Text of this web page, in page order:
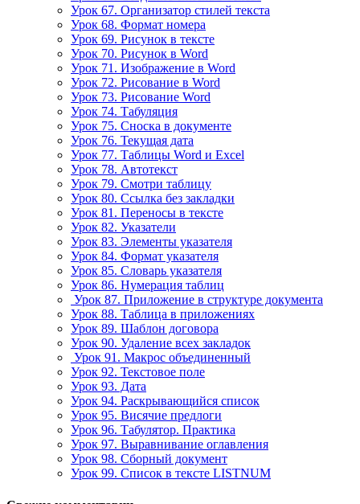
Урок 67. Организатор стилей текста
Урок 68. Формат номера
Урок 69. Рисунок в тексте
Урок 70. Рисунок в Word
Урок 71. Изображение в Word
Урок 72. Рисование в Word
Урок 73. Рисование Word
Урок 74. Табуляция
Урок 75. Сноска в документе
Урок 76. Текущая дата
Урок 77. Таблицы Word и Excel
Урок 78. Автотекст
Урок 79. Смотри таблицу
Урок 80. Ссылка без закладки
Урок 81. Переносы в тексте
Урок 82. Указатели
Урок 83. Элементы указателя
Урок 84. Формат указателя
Урок 85. Словарь указателя
Урок 86. Нумерация таблиц
Урок 87. Приложение в структуре документа
Урок 88. Таблица в приложениях
Урок 89. Шаблон договора
Урок 90. Удаление всех закладок
Урок 91. Макрос объединенный
Урок 92. Текстовое поле
Урок 93. Дата
Урок 94. Раскрывающийся список
Урок 95. Висячие предлоги
Урок 96. Табулятор. Практика
Урок 97. Выравнивание оглавления
Урок 98. Сборный документ
Урок 99. Список в тексте LISTNUM